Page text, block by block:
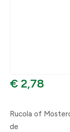
€ 2,78
Rucola of
de